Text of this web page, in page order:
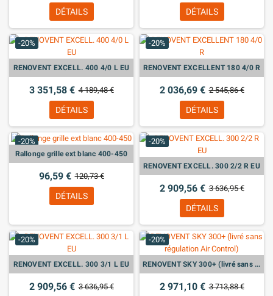
DÉTAILS DÉTAILS
-20%
RENOVENT EXCELL. 400 4/0 L EU
3 351,58 € 4 189,48 €
DÉTAILS
-20%
RENOVENT EXCELLENT 180 4/0 R
2 036,69 € 2 545,86 €
DÉTAILS
-20%
Rallonge grille ext blanc 400-450
96,59 € 120,73 €
DÉTAILS
-20%
RENOVENT EXCELL. 300 2/2 R EU
2 909,56 € 3 636,95 €
DÉTAILS
-20%
RENOVENT EXCELL. 300 3/1 L EU
2 909,56 € 3 636,95 €
-20%
RENOVENT SKY 300+ (livré sans régulation Air Control)
2 971,10 € 3 713,88 €